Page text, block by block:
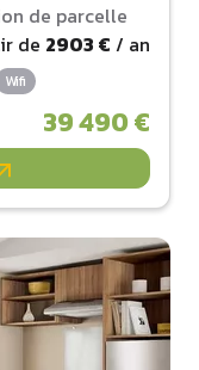
de parcelle
de 2903 € / an
Wifi
39 490 €